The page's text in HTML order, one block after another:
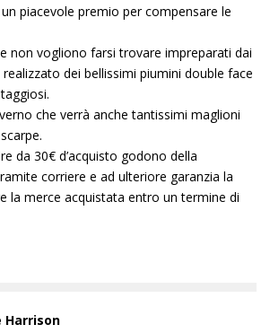
piacevole premio per compensare le
non vogliono farsi trovare impreparati dai
dei bellissimi piumini double face
che verrà anche tantissimi maglioni
da 30€ d’acquisto godono della
corriere e ad ulteriore garanzia la
la merce acquistata entro un termine di
Harrison